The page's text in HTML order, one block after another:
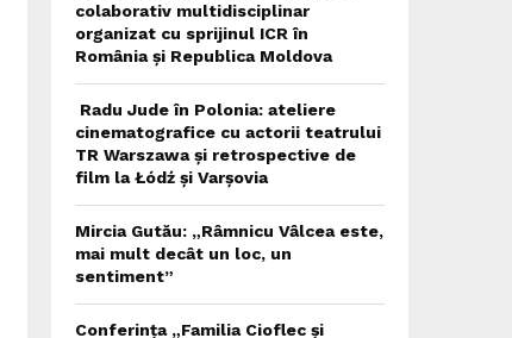
colaborativ multidisciplinar
organizat cu sprijinul ICR în
România și Republica Moldova
Radu Jude în Polonia: ateliere
cinematografice cu actorii teatrului
TR Warszawa și retrospective de
film la Łódź și Varșovia
Mircia Gutău: „Râmnicu Vâlcea este,
mai mult decât un loc, un
sentiment”
Conferința „Familia Cioflec și